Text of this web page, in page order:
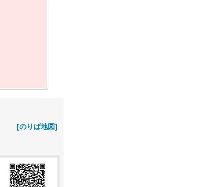
[のりば地図]